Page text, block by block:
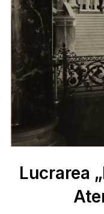
Lucrarea